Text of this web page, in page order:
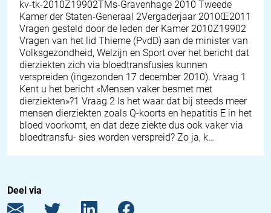
kv-tk-2010Z19902TMs-Gravenhage 2010 Tweede
Kamer der Staten-Generaal 2Vergaderjaar 2010Œ2011
Vragen gesteld door de leden der Kamer 2010Z19902
Vragen van het lid Thieme (PvdD) aan de minister van
Volksgezondheid, Welzijn en Sport over het bericht dat
dierziekten zich via bloedtransfusies kunnen
verspreiden (ingezonden 17 december 2010). Vraag 1
Kent u het bericht «Mensen vaker besmet met
dierziekten»?1 Vraag 2 Is het waar dat bij steeds meer
mensen dierziekten zoals Q-koorts en hepatitis E in het
bloed voorkomt, en dat deze ziekte dus ook vaker via
bloedtransfu- sies worden verspreid? Zo ja, k…
Deel via